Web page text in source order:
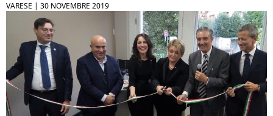
VARESE | 30 NOVEMBRE 2019